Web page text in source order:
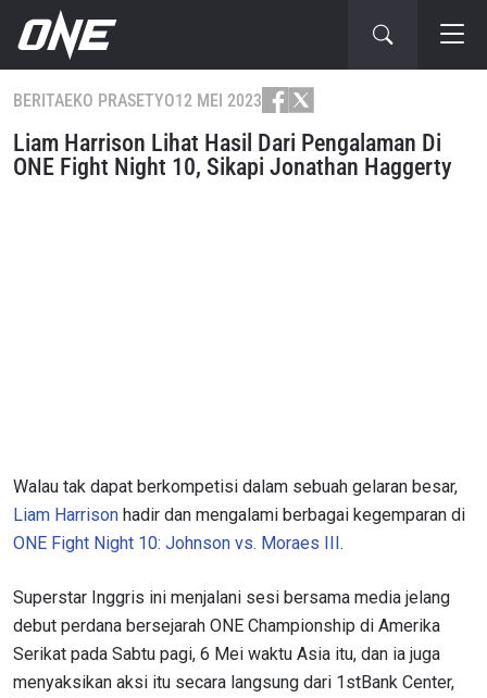
BERITAEKO PRASETYO12 MEI 2023
Liam Harrison Lihat Hasil Dari Pengalaman Di
ONE Fight Night 10, Sikapi Jonathan Haggerty
Walau tak dapat berkompetisi dalam sebuah gelaran besar,
Liam Harrison hadir dan mengalami berbagai kegemparan di
ONE Fight Night 10: Johnson vs. Moraes III.
Superstar Inggris ini menjalani sesi bersama media jelang
debut perdana bersejarah ONE Championship di Amerika
Serikat pada Sabtu pagi, 6 Mei waktu Asia itu, dan ia juga
menyaksikan aksi itu secara langsung dari 1stBank Center,